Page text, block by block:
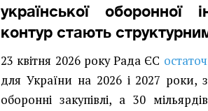
української оборонної
контур стають
23 квітня 2026 року Рада ЄС
для України на 2026 і 2027 роки,
оборонні закупівлі, а 30